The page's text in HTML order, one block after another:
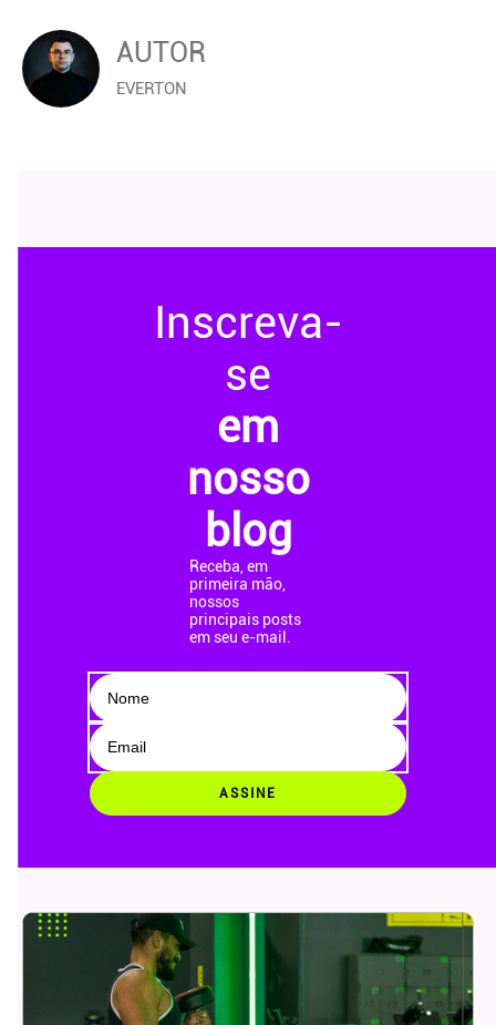
AUTOR
EVERTON
Inscreva-
se
em
nosso
blog
Receba, em
primeira mão,
nossos
principais posts
em seu e-mail.
ASSINE